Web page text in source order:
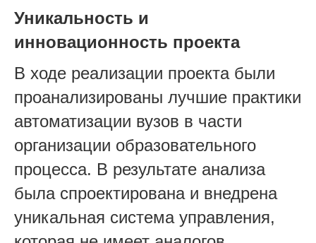
Уникальность и
инновационность проекта
В ходе реализации проекта были
проанализированы лучшие практики
автоматизации вузов в части
организации образовательного
процесса. В результате анализа
была спроектирована и внедрена
уникальная система управления,